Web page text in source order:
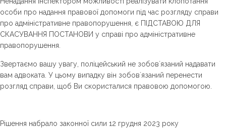
особи про надання правової допомоги під час розгляду справи
про адміністративне правопорушення, є ПІДСТАВОЮ ДЛЯ
СКАСУВАННЯ ПОСТАНОВИ у справі про адміністративне
правопорушення.
Звертаємо вашу увагу, поліцейський не зобовʼязаний надавати
вам адвоката. У цьому випадку він зобовʼязаний перенести
розгляд справи, щоб Ви скористалися правовою допомогою.
Рішення набрало законної сили 12 грудня 2023 року